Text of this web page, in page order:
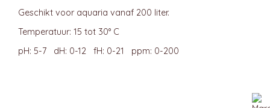
Geschikt voor aquaria vanaf 200 liter.
Temperatuur: 15 tot 30° C
pH: 5-7 dH: 0-12 fH: 0-21 ppm: 0-200